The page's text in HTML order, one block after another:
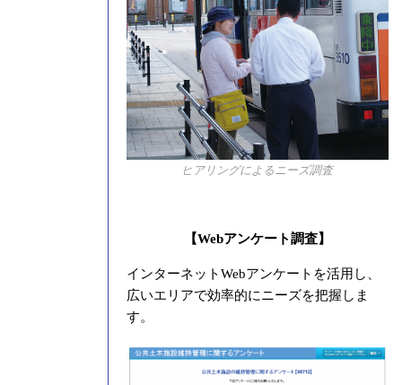
ヒアリングによるニーズ調査
【Webアンケート調査】
インターネットWebアンケートを活用し、
広いエリアで効率的にニーズを把握しま
す。